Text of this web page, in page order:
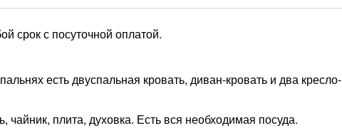
срок с посуточной оплатой.
есть двуспальная кровать, диван-кровать и два кресло-
плита, духовка. Есть вся необходимая посуда.